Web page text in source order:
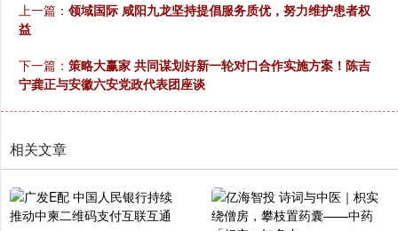
上一篇： 领域国际 咸阳九龙坚持提倡服务质优，努力维护患者权
益
下一篇： 策略大赢家 共同谋划好新一轮对口合作实施方案！陈吉
宁龚正与安徽六安党政代表团座谈
相关文章